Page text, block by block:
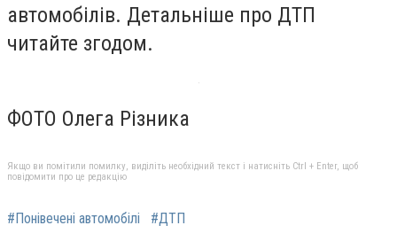
автомобілів. Детальніше про ДТП
читайте згодом.
ФОТО Олега Різника
Якщо ви помітили помилку, виділіть необхідний текст і натисніть Ctrl + Enter, щоб
повідомити про це редакцію
#Понівечені автомобілі #ДТП